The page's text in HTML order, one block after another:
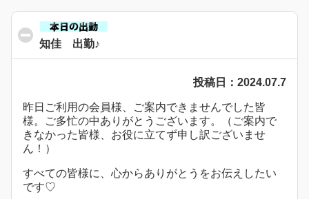
知佳 出勤♪
投稿日：2024.07.7
昨日ご利用の会員様、ご案内できませんでした皆
様。ご多忙の中ありがとうございます。（ご案内で
きなかった皆様、お役に立てず申し訳ございませ
ん！）
すべての皆様に、心からありがとうをお伝えしたい
です♡